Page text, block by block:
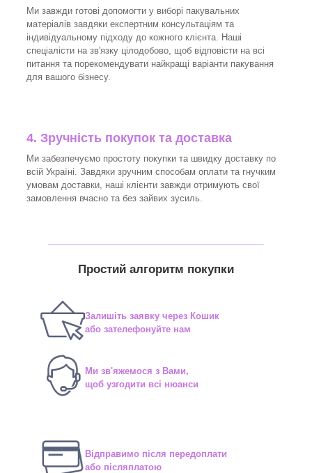
Ми завжди готові допомогти у виборі пакувальних
матеріалів завдяки експертним консультаціям та
індивідуальному підходу до кожного клієнта. Наші
спеціалісти на зв'язку цілодобово, щоб відповісти на всі
питання та порекомендувати найкращі варіанти пакування
для вашого бізнесу.
4. Зручність покупок та доставка
Ми забезпечуємо простоту покупки та швидку доставку по
всій Україні. Завдяки зручним способам оплати та гнучким
умовам доставки, наші клієнти завжди отримують свої
замовлення вчасно та без зайвих зусиль.
Простий алгоритм покупки
Залишіть заявку через Кошик
або зателефонуйте нам
Ми зв'яжемося з Вами,
щоб узгодити всі нюанси
Відправимо після передоплати
або післяплатою